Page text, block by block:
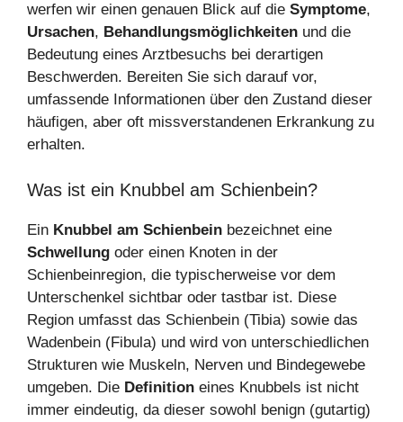
werfen wir einen genauen Blick auf die Symptome,
Ursachen, Behandlungsmöglichkeiten und die
Bedeutung eines Arztbesuchs bei derartigen
Beschwerden. Bereiten Sie sich darauf vor,
umfassende Informationen über den Zustand dieser
häufigen, aber oft missverstandenen Erkrankung zu
erhalten.
Was ist ein Knubbel am Schienbein?
Ein Knubbel am Schienbein bezeichnet eine
Schwellung oder einen Knoten in der
Schienbeinregion, die typischerweise vor dem
Unterschenkel sichtbar oder tastbar ist. Diese
Region umfasst das Schienbein (Tibia) sowie das
Wadenbein (Fibula) und wird von unterschiedlichen
Strukturen wie Muskeln, Nerven und Bindegewebe
umgeben. Die Definition eines Knubbels ist nicht
immer eindeutig, da dieser sowohl benign (gutartig)